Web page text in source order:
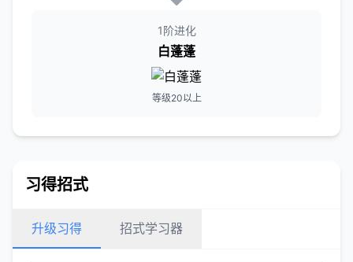
1阶进化
白蓬蓬
等级20以上
习得招式
升级习得 招式学习器